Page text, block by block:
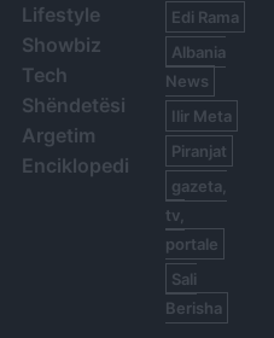
Lifestyle
Showbiz
Tech
Shëndetësi
Argetim
Enciklopedi
Edi Rama
Albania
News
Ilir Meta
Piranjat
gazeta,
tv,
portale
Sali
Berisha